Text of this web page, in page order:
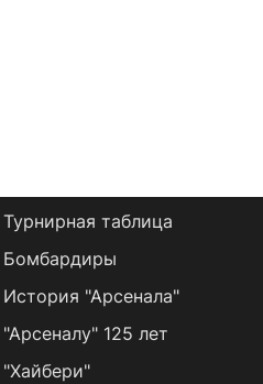
Турнирная таблица
Бомбардиры
История "Арсенала"
"Арсеналу" 125 лет
"Хайбери"